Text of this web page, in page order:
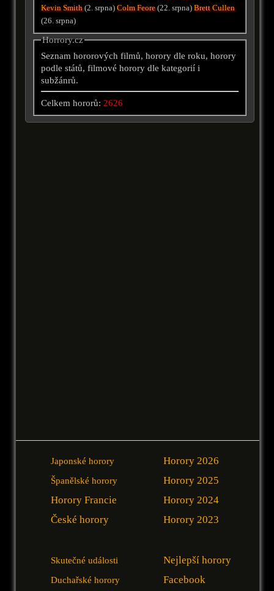
Kevin Smith(2. srpna)Colm Feore(22. srpna)Brett Cullen
(26. srpna)
Horrory.cz
Seznam hororových filmů, horory dle roku, horory
podle států, filmové horory dle kategorií i
subžánrů.
Celkem hororů: 2626
Japonské horory
Španělské horory
Horory Francie
České horory
Horory 2026
Horory 2025
Horory 2024
Horory 2023
Skutečné události
Duchařské horory
Nejlepší horory
Facebook